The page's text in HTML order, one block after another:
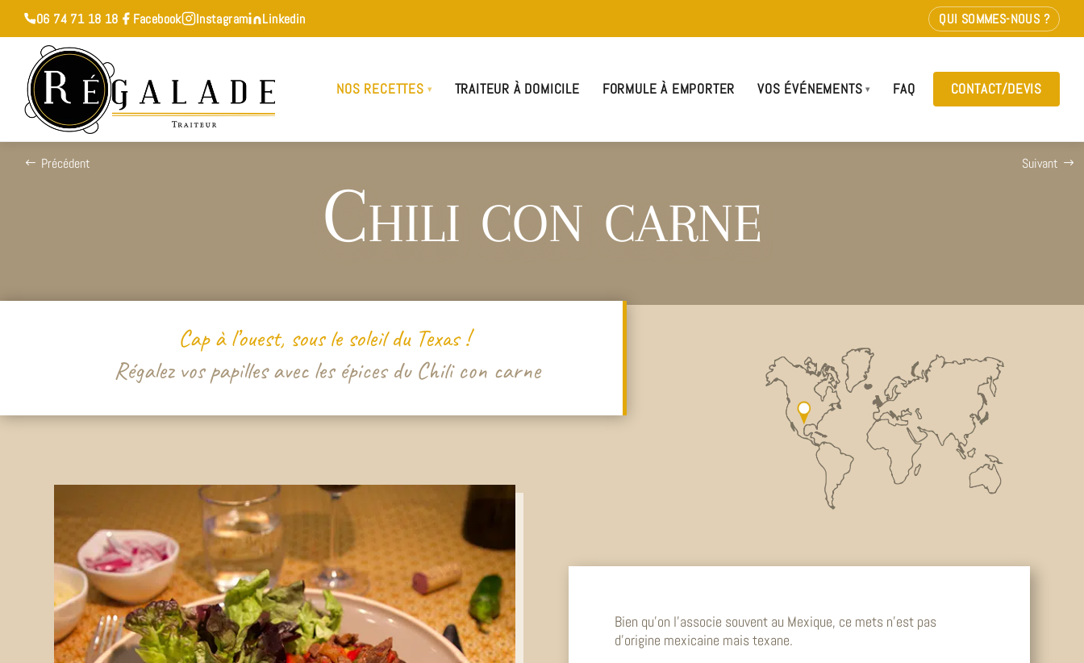
06 74 71 18 18 Facebook Instagram Linkedin QUI SOMMES-NOUS ?
NOS RECETTES TRAITEUR À DOMICILE FORMULE À EMPORTER VOS ÉVÉNEMENTS FAQ CONTACT/DEVIS
Précédent Suivant
Chili con carne
Cap à l’ouest, sous le soleil du Texas !
Régalez vos papilles avec les épices du Chili con carne
Bien qu’on l’associe souvent au Mexique, ce mets n’est pas
d’origine mexicaine mais texane.